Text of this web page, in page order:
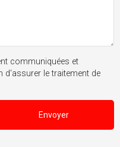
communiquées et
d'assurer le traitement de
Envoyer